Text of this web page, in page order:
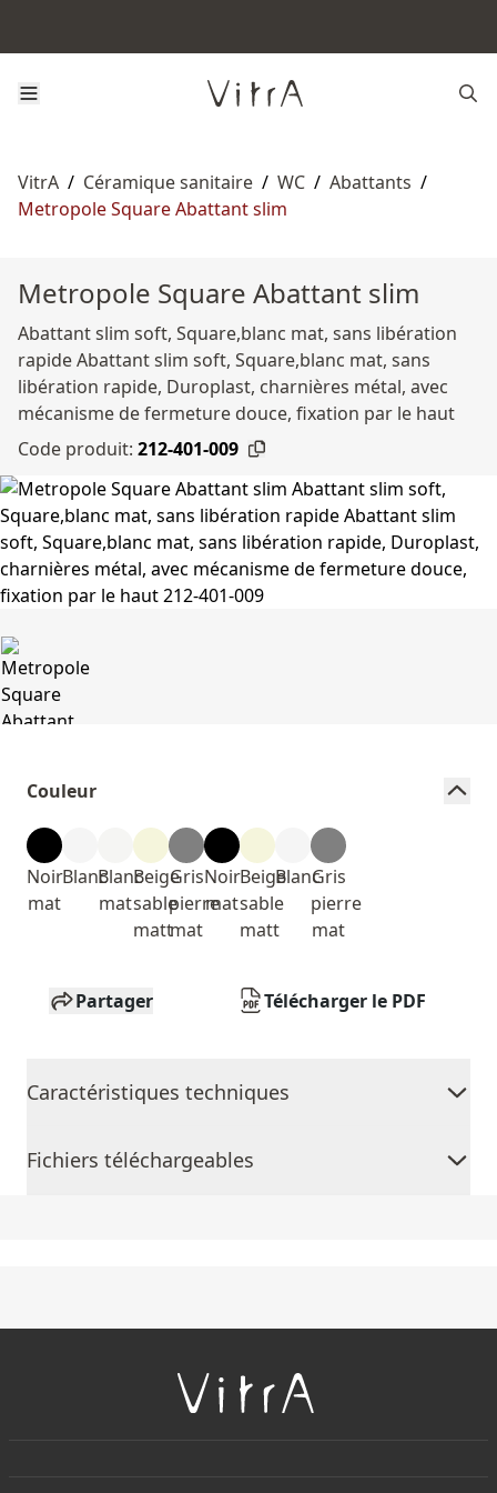
VitrA / Céramique sanitaire / WC / Abattants /
Metropole Square Abattant slim
Metropole Square Abattant slim
Abattant slim soft, Square,blanc mat, sans libération
rapide Abattant slim soft, Square,blanc mat, sans
libération rapide, Duroplast, charnières métal, avec
mécanisme de fermeture douce, fixation par le haut
Code produit: 212-401-009
Couleur
Noir
mat
BlancBlanc
mat
Beige
sable
matt
Gris
pierre
mat
Noir
mat
Beige
sable
matt
BlancGris
pierre
mat
Partager Télécharger le PDF
Caractéristiques techniques
Fichiers téléchargeables